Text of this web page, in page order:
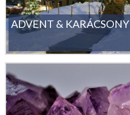
ADVENT & KARÁCSONY